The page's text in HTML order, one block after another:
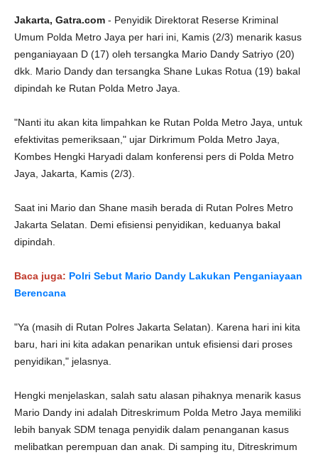
Jakarta, Gatra.com - Penyidik Direktorat Reserse Kriminal
Umum Polda Metro Jaya per hari ini, Kamis (2/3) menarik kasus
penganiayaan D (17) oleh tersangka Mario Dandy Satriyo (20)
dkk. Mario Dandy dan tersangka Shane Lukas Rotua (19) bakal
dipindah ke Rutan Polda Metro Jaya.
"Nanti itu akan kita limpahkan ke Rutan Polda Metro Jaya, untuk
efektivitas pemeriksaan," ujar Dirkrimum Polda Metro Jaya,
Kombes Hengki Haryadi dalam konferensi pers di Polda Metro
Jaya, Jakarta, Kamis (2/3).
Saat ini Mario dan Shane masih berada di Rutan Polres Metro
Jakarta Selatan. Demi efisiensi penyidikan, keduanya bakal
dipindah.
Baca juga: Polri Sebut Mario Dandy Lakukan Penganiayaan
Berencana
"Ya (masih di Rutan Polres Jakarta Selatan). Karena hari ini kita
baru, hari ini kita adakan penarikan untuk efisiensi dari proses
penyidikan," jelasnya.
Hengki menjelaskan, salah satu alasan pihaknya menarik kasus
Mario Dandy ini adalah Ditreskrimum Polda Metro Jaya memiliki
lebih banyak SDM tenaga penyidik dalam penanganan kasus
melibatkan perempuan dan anak. Di samping itu, Ditreskrimum